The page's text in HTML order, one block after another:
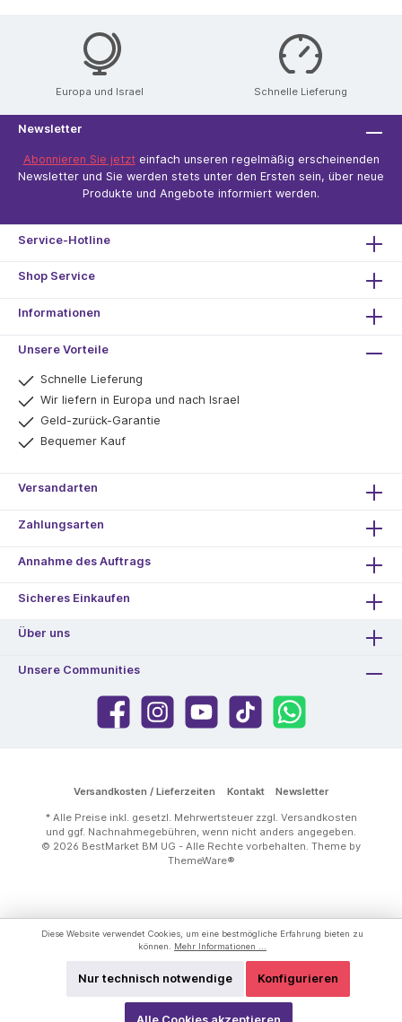
Europa und Israel Schnelle Lieferung
Newsletter
Abonnieren Sie jetzteinfach unseren regelmäßig erscheinenden
Newsletter und Sie werden stets unter den Ersten sein, über neue
Produkte und Angebote informiert werden.
Service-Hotline
Shop Service
Informationen
Unsere Vorteile
Schnelle Lieferung
Wir liefern in Europa und nach Israel
Geld-zurück-Garantie
Bequemer Kauf
Versandarten
Zahlungsarten
Annahme des Auftrags
Sicheres Einkaufen
Über uns
Unsere Communities
Versandkosten / Lieferzeiten Kontakt Newsletter
* Alle Preise inkl. gesetzl. Mehrwertsteuer zzgl. Versandkosten
und ggf. Nachnahmegebühren, wenn nicht anders angegeben.
© 2026 BestMarket BM UG - Alle Rechte vorbehalten. Theme by
ThemeWare®
Diese Website verwendet Cookies, um eine bestmögliche Erfahrung bieten zu
können. Mehr Informationen ...
Nur technisch notwendige Konfigurieren